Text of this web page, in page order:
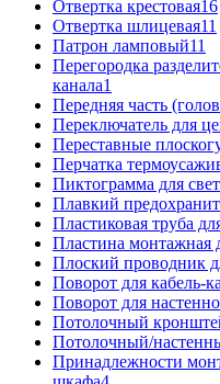
Отвертка крестовая16
Отвертка шлицевая11
Патрон ламповый11
Перегородка
канала1
Передняя часть
Переключатель для
Переставные
Перчатка
Пиктограмма для
Плавкий
Пластиковая труба
Пластина монтажная
Плоский проводник
Поворот для кабель-
Поворот для
Потолочный
Потолочный/
Принадлежности